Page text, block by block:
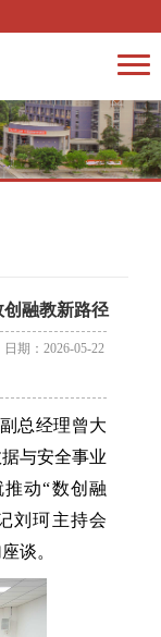
融教新路径
日期：2026-05-22
总经理曾大
与安全事业
动“数创融
刘珂主持会
谈。